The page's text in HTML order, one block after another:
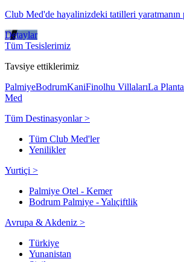
Club Med'de hayalinizdeki tatilleri yaratmanın
Detaylar
Tüm Tesislerimiz
Tavsiye ettiklerimiz
PalmiyeBodrumKaniFinolhu VillalarıLa
Med
Tüm Destinasyonlar >
Tüm Club Med'ler
Yenilikler
Yurtiçi >
Palmiye Otel - Kemer
Bodrum Palmiye - Yalıçiftlik
Avrupa & Akdeniz >
Türkiye
Yunanistan